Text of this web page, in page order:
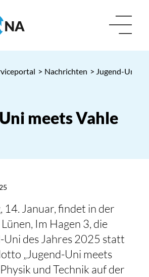
> Nachrichten > Jugend-Uni
meets Vahle
14. Januar, findet in der
Im Hagen 3, die
Uni des Jahres 2025 statt
„Jugend-Uni meets
Physik und Technik auf der